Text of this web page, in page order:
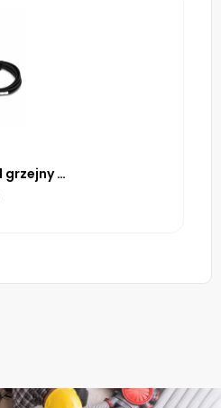
THERMOVAL Przewód grzejny TV SHTV 20 W/m – 12,5m